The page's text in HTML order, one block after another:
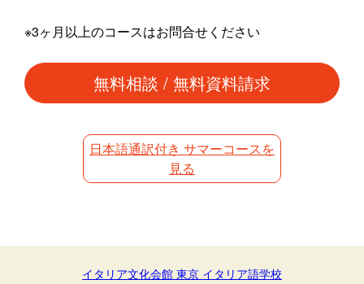
※3ヶ月以上のコースはお問合せください
無料相談 / 無料資料請求
日本語通訳付き サマーコースを
見る
イタリア文化会館 東京 イタリア語学校